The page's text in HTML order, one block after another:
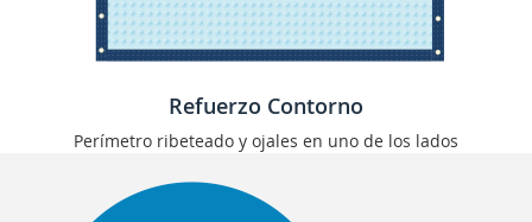
Refuerzo Contorno
Perímetro ribeteado y ojales en uno de los lados